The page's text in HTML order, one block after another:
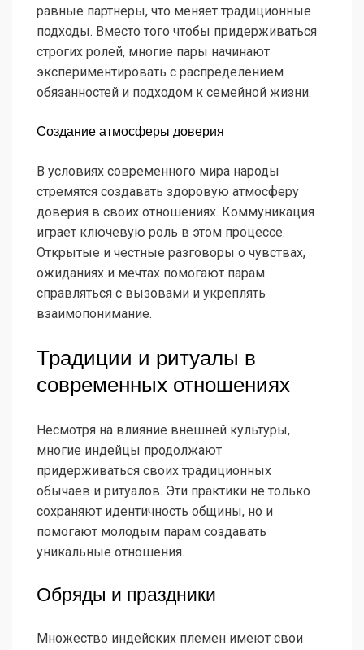
равные партнеры, что меняет традиционные
подходы. Вместо того чтобы придерживаться
строгих ролей, многие пары начинают
экспериментировать с распределением
обязанностей и подходом к семейной жизни.
Создание атмосферы доверия
В условиях современного мира народы
стремятся создавать здоровую атмосферу
доверия в своих отношениях. Коммуникация
играет ключевую роль в этом процессе.
Открытые и честные разговоры о чувствах,
ожиданиях и мечтах помогают парам
справляться с вызовами и укреплять
взаимопонимание.
Традиции и ритуалы в
современных отношениях
Несмотря на влияние внешней культуры,
многие индейцы продолжают
придерживаться своих традиционных
обычаев и ритуалов. Эти практики не только
сохраняют идентичность общины, но и
помогают молодым парам создавать
уникальные отношения.
Обряды и праздники
Множество индейских племен имеют свои